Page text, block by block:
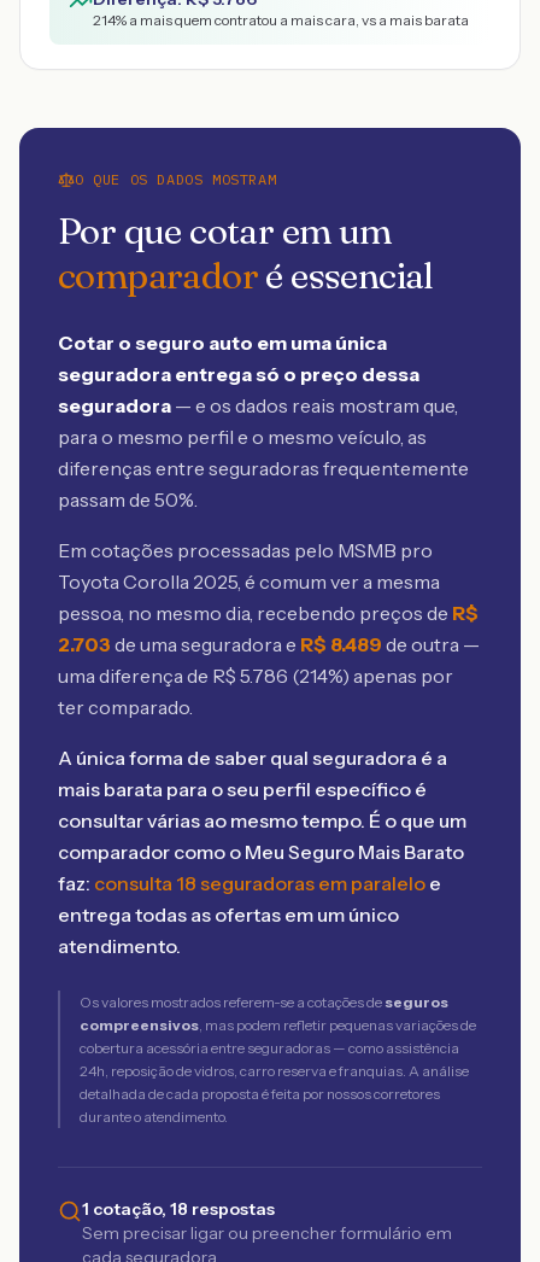
214% a mais quem contratou a mais cara, vs a mais barata
O QUE OS DADOS MOSTRAM
Por que cotar em um
comparadoré essencial
Cotar o seguro auto em uma única
seguradora entrega só o preço dessa
seguradora — e os dados reais mostram que,
para o mesmo perfil e o mesmo veículo, as
diferenças entre seguradoras frequentemente
passam de 50%.
Em cotações processadas pelo MSMB pro
Toyota Corolla 2025, é comum ver a mesma
pessoa, no mesmo dia, recebendo preços de R$
2.703 de uma seguradora e R$ 8.489 de outra —
uma diferença de R$ 5.786 (214%) apenas por
ter comparado.
A única forma de saber qual seguradora é a
mais barata para o seu perfil específico é
consultar várias ao mesmo tempo. É o que um
comparador como o Meu Seguro Mais Barato
faz: consulta 18 seguradoras em paralelo e
entrega todas as ofertas em um único
atendimento.
Os valores mostrados referem-se a cotações de seguros
compreensivos, mas podem refletir pequenas variações de
cobertura acessória entre seguradoras — como assistência
24h, reposição de vidros, carro reserva e franquias. A análise
detalhada de cada proposta é feita por nossos corretores
durante o atendimento.
1 cotação, 18 respostas
Sem precisar ligar ou preencher formulário em
cada seguradora